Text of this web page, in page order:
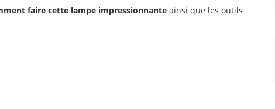
faire cette lampe impressionnante ainsi que les outils